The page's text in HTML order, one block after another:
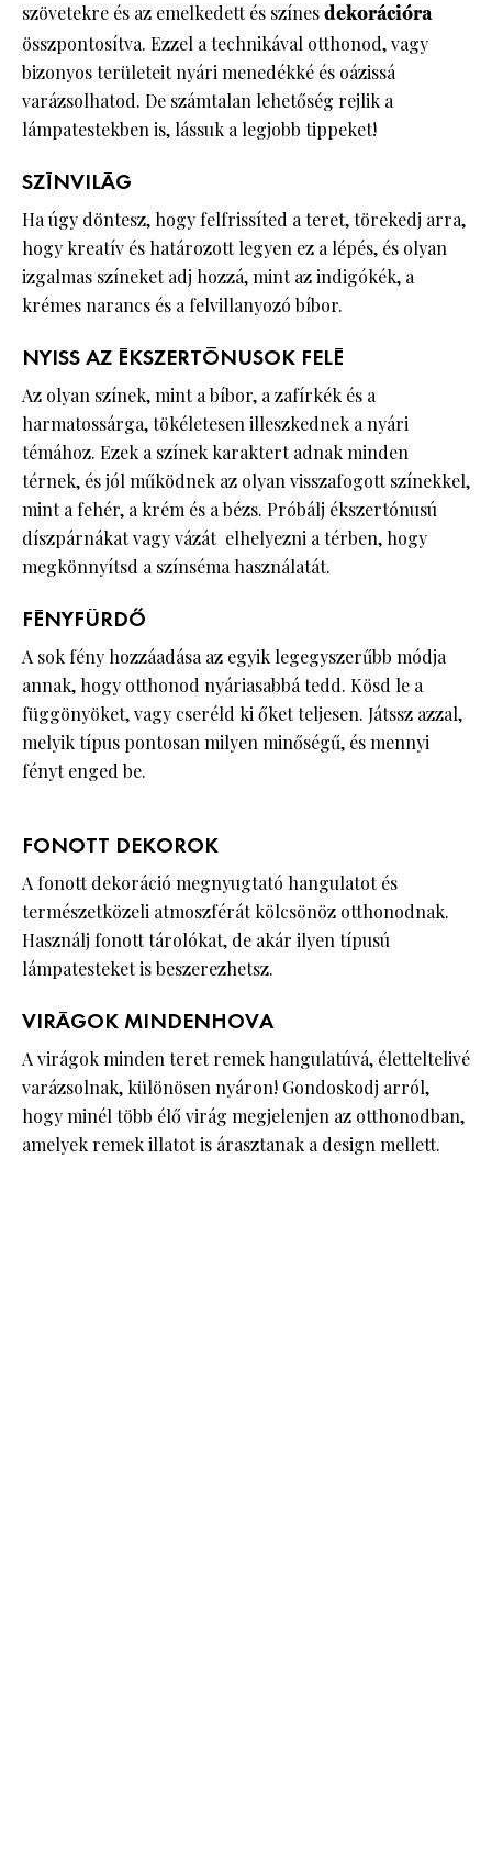
szövetekre és az emelkedett és színesdekorációra
összpontosítva. Ezzel a technikával otthonod, vagy
bizonyos területeit nyári menedékké és oázissá
varázsolhatod. De számtalan lehetőség rejlik a
lámpatestekben is, lássuk a legjobb tippeket!
SZÍNVILÁG
Ha úgy döntesz, hogy felfrissíted a teret, törekedj arra,
hogy kreatív és határozott legyen ez a lépés, és olyan
izgalmas színeket adj hozzá, mint az indigókék, a
krémes narancs és a felvillanyozó bíbor.
NYISS AZ ÉKSZERTÓNUSOK FELÉ
Az olyan színek, mint a bíbor, a zafírkék és a
harmatossárga, tökéletesen illeszkednek a nyári
témához. Ezek a színek karaktert adnak minden
térnek, és jól működnek az olyan visszafogott színekkel,
mint a fehér, a krém és a bézs. Próbálj ékszertónusú
díszpárnákat vagy vázát elhelyezni a térben, hogy
megkönnyítsd a színséma használatát.
FÉNYFÜRDŐ
A sok fény hozzáadása az egyik legegyszerűbb módja
annak, hogy otthonod nyáriasabbá tedd. Kösd le a
függönyöket, vagy cseréld ki őket teljesen. Játssz azzal,
melyik típus pontosan milyen minőségű, és mennyi
fényt enged be.
FONOTT DEKOROK
A fonott dekoráció megnyugtató hangulatot és
természetközeli atmoszférát kölcsönöz otthonodnak.
Használj fonott tárolókat, de akár ilyen típusú
lámpatesteket is beszerezhetsz.
VIRÁGOK MINDENHOVA
A virágok minden teret remek hangulatúvá, életteltelivé
varázsolnak, különösen nyáron! Gondoskodj arról,
hogy minél több élő virág megjelenjen az otthonodban,
amelyek remek illatot is árasztanak a design mellett.